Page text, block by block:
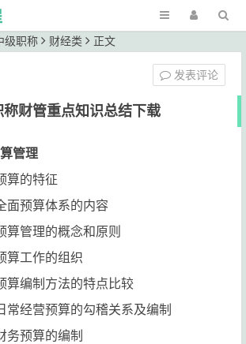
级职称 财经类 正文
财管重点知识总结下载
管理
算的特征
面预算体系的内容
算管理的概念和原则
算工作的组织
算编制方法的特点比较
常经营预算的勾稽关系及编制
务预算的编制
发表评论